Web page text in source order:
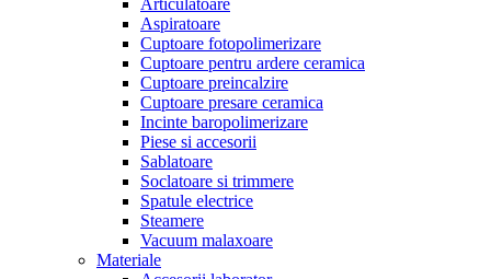
Aspiratoare
Cuptoare fotopolimerizare
Cuptoare pentru ardere ceramica
Cuptoare preincalzire
Cuptoare presare ceramica
Incinte baropolimerizare
Piese si accesorii
Sablatoare
Soclatoare si trimmere
Spatule electrice
Steamere
Vacuum malaxoare
Materiale